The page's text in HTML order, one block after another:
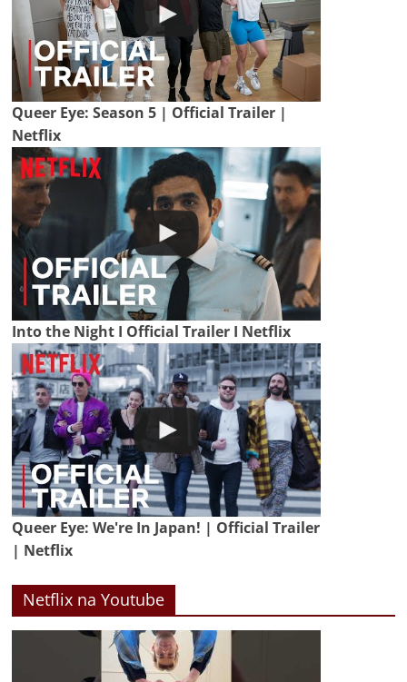
Queer Eye: Season 5 | Official Trailer |
Netflix
Into the Night I Official Trailer I Netflix
Queer Eye: We're In Japan! | Official Trailer
| Netflix
Netflix na Youtube